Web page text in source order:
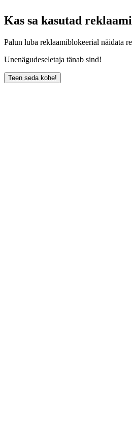
Kas sa kasutad
Palun luba reklaamiblokeerial näidata
Unenägudeseletaja tänab sind!
Teen seda kohe!